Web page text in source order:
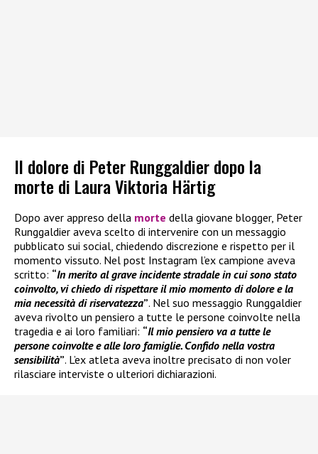
Il dolore di Peter Runggaldier dopo la
morte di Laura Viktoria Härtig
Dopo aver appreso della morte della giovane blogger, Peter
Runggaldier aveva scelto di intervenire con un messaggio
pubblicato sui social, chiedendo discrezione e rispetto per il
momento vissuto. Nel post Instagram l’ex campione aveva
scritto: “In merito al grave incidente stradale in cui sono stato
coinvolto, vi chiedo di rispettare il mio momento di dolore e la
mia necessità di riservatezza”. Nel suo messaggio Runggaldier
aveva rivolto un pensiero a tutte le persone coinvolte nella
tragedia e ai loro familiari: “Il mio pensiero va a tutte le
persone coinvolte e alle loro famiglie. Confido nella vostra
sensibilità”. L’ex atleta aveva inoltre precisato di non voler
rilasciare interviste o ulteriori dichiarazioni.